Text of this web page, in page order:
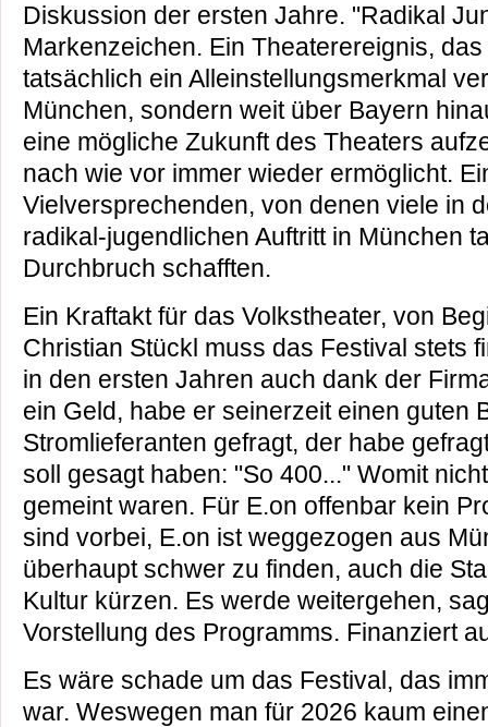
Diskussion der ersten Jahre. "Radikal
Markenzeichen. Ein Theaterereignis,
tatsächlich ein Alleinstellungsmerkmal
München, sondern weit über Bayern
eine mögliche Zukunft des Theaters
nach wie vor immer wieder ermöglicht.
Vielversprechenden, von denen viele in
radikal-jugendlichen Auftritt in München
Durchbruch schafften.
Ein Kraftakt für das Volkstheater, von
Christian Stückl muss das Festival stets
in den ersten Jahren auch dank der
ein Geld, habe er seinerzeit einen guten
Stromlieferanten gefragt, der habe
soll gesagt haben: "So 400..." Womit
gemeint waren. Für E.on offenbar kein
sind vorbei, E.on ist weggezogen aus
überhaupt schwer zu finden, auch die
Kultur kürzen. Es werde weitergehen,
Vorstellung des Programms. Finanziert
Es wäre schade um das Festival, das
war. Weswegen man für 2026 kaum